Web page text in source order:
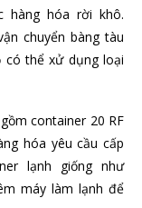
hàng hóa rời khô.
chuyển bàng tàu
có thể xử dụng loại
container 20 RF
hóa yêu cầu cấp
lạnh giống như
máy làm lạnh để